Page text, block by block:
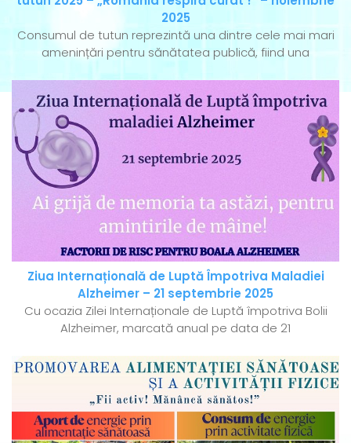
2025
Consumul de tutun reprezintă una dintre cele mai mari
amenințări pentru sănătatea publică, fiind una
Ziua Internațională de Luptă Împotriva Maladiei
Alzheimer – 21 septembrie 2025
Cu ocazia Zilei Internaționale de Luptă împotriva Bolii
Alzheimer, marcată anual pe data de 21